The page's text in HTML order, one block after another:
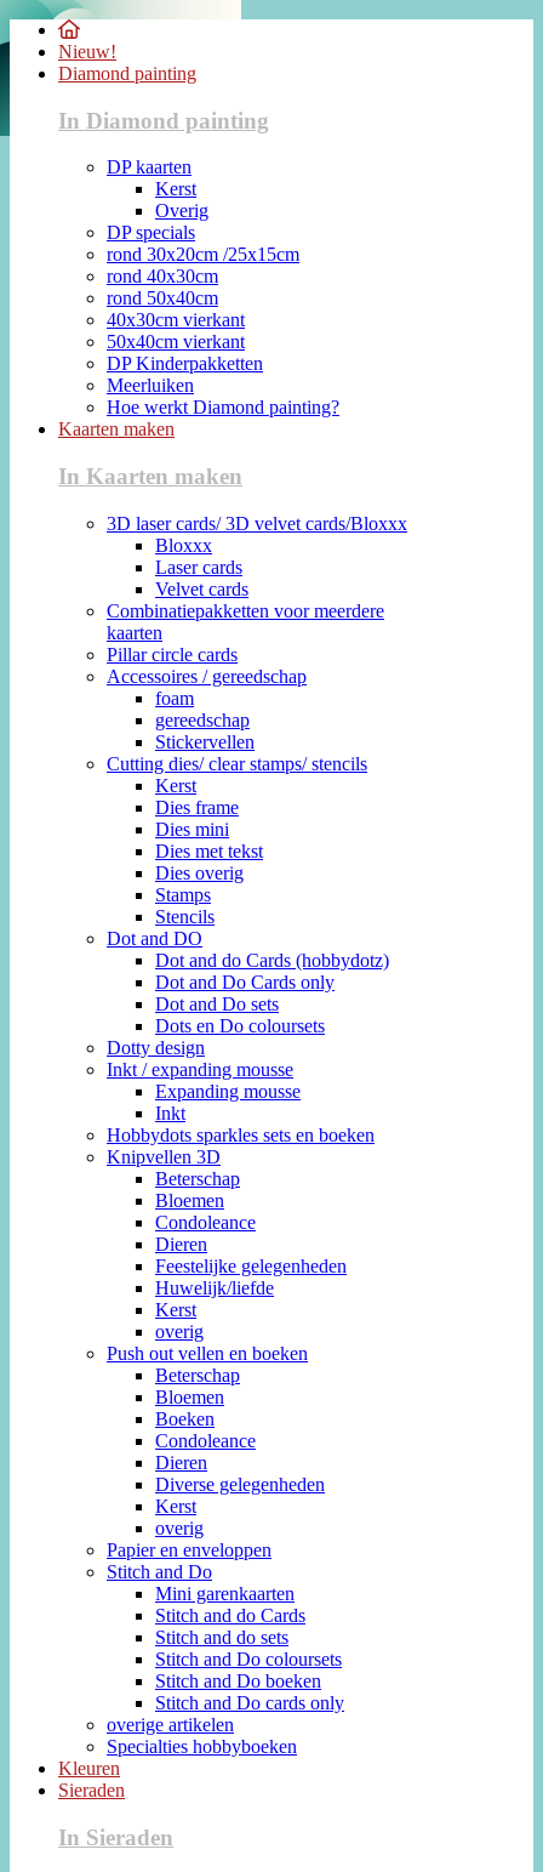
Nieuw!
Diamond painting
In Diamond painting
DP kaarten
Kerst
Overig
DP specials
rond 30x20cm /25x15cm
rond 40x30cm
rond 50x40cm
40x30cm vierkant
50x40cm vierkant
DP Kinderpakketten
Meerluiken
Hoe werkt Diamond painting?
Kaarten maken
In Kaarten maken
3D laser cards/ 3D velvet cards/Bloxxx
Bloxxx
Laser cards
Velvet cards
Combinatiepakketten voor meerdere
kaarten
Pillar circle cards
Accessoires / gereedschap
foam
gereedschap
Stickervellen
Cutting dies/ clear stamps/ stencils
Kerst
Dies frame
Dies mini
Dies met tekst
Dies overig
Stamps
Stencils
Dot and DO
Dot and do Cards (hobbydotz)
Dot and Do Cards only
Dot and Do sets
Dots en Do coloursets
Dotty design
Inkt / expanding mousse
Expanding mousse
Inkt
Hobbydots sparkles sets en boeken
Knipvellen 3D
Beterschap
Bloemen
Condoleance
Dieren
Feestelijke gelegenheden
Huwelijk/liefde
Kerst
overig
Push out vellen en boeken
Beterschap
Bloemen
Boeken
Condoleance
Dieren
Diverse gelegenheden
Kerst
overig
Papier en enveloppen
Stitch and Do
Mini garenkaarten
Stitch and do Cards
Stitch and do sets
Stitch and Do coloursets
Stitch and Do boeken
Stitch and Do cards only
overige artikelen
Specialties hobbyboeken
Kleuren
Sieraden
In Sieraden